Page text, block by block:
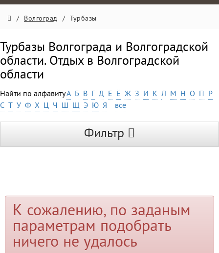
/ Волгоград / Турбазы
Турбазы Волгограда и Волгоградской
области. Отдых в Волгоградской
области
Найти по алфавитуА Б В Г Д Е Ё Ж З И К Л М Н О П Р
С Т У Ф Х Ц Ч Ш Щ Э Ю Я все
Фильтр
К сожалению, по заданым
параметрам подобрать
ничего не удалось